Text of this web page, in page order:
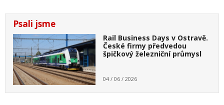
Psali jsme
Rail Business Days v Ostravě.
České firmy předvedou
špičkový železniční průmysl
04 / 06 / 2026